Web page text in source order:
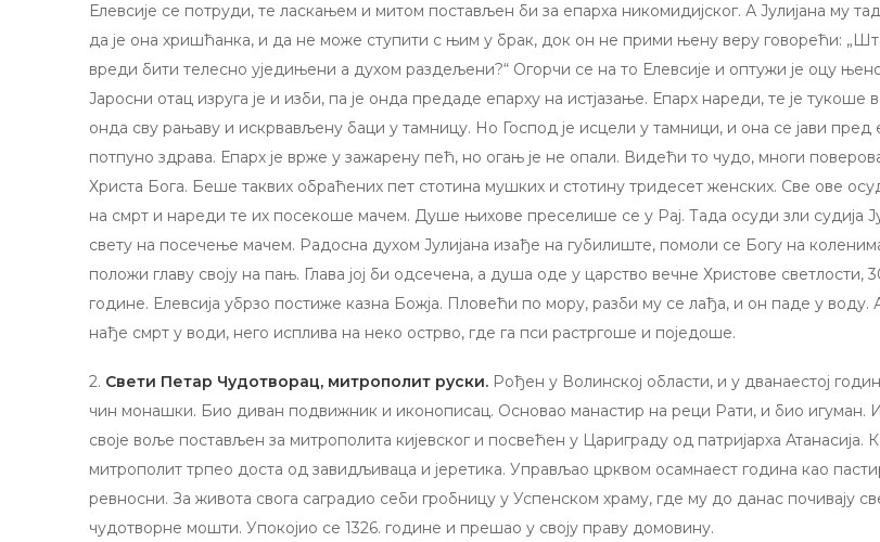
Елевсије се потруди, те ласкањем и митом постављен би за епарха никомидијског. А Јулијана му
да је она хришћанка, и да не може ступити с њим у брак, док он не прими њену веру говорећи:
вреди бити телесно уједињени а духом раздељени?“ Огорчи се на то Елевсије и оптужи је оцу
Јаросни отац изруга је и изби, па је онда предаде епарху на истјазање. Епарх нареди, те је тукоше
онда сву рањаву и искрвављену баци у тамницу. Но Господ је исцели у тамници, и она се јави пред
потпуно здрава. Епарх је врже у зажарену пећ, но огањ је не опали. Видећи то чудо, многи
Христа Бога. Беше таквих обраћених пет стотина мушких и стотину тридесет женских. Све ове
на смрт и нареди те их посекоше мачем. Душе њихове преселише се у Рај. Тада осуди зли судија
свету на посечење мачем. Радосна духом Јулијана изађе на губилиште, помоли се Богу на
положи главу своју на пањ. Глава јој би одсечена, а душа оде у царство вечне Христове светлости,
године. Елевсија убрзо постиже казна Божја. Пловећи по мору, разби му се лађа, и он паде у воду.
нађе смрт у води, него исплива на неко острво, где га пси растргоше и поједоше.
2. Свети Петар Чудотворац, митрополит руски. Рођен у Волинској области, и у дванаестој
чин монашки. Био диван подвижник и иконописац. Основао манастир на реци Рати, и био игуман.
своје воље постављен за митрополита кијевског и посвећен у Цариграду од патријарха Атанасија.
митрополит трпео доста од завидљиваца и јеретика. Управљао црквом осамнаест година као
ревносни. За живота свога саградио себи гробницу у Успенском храму, где му до данас почивају
чудотворне мошти. Упокојио се 1326. године и прешао у своју праву домовину.